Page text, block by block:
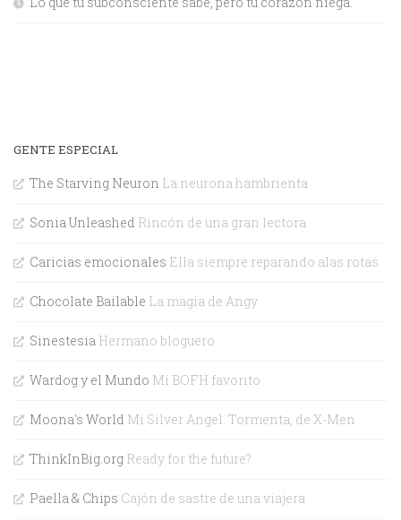
GENTE ESPECIAL
The Starving Neuron La neurona hambrienta
Sonia Unleashed Rincón de una gran lectora
Caricias emocionales Ella siempre reparando alas rotas
Chocolate Bailable La magia de Angy
Sinestesia Hermano bloguero
Wardog y el Mundo Mi BOFH favorito
Moona's World Mi Silver Angel. Tormenta, de X-Men
ThinkInBig.org Ready for the future?
Paella & Chips Cajón de sastre de una viajera